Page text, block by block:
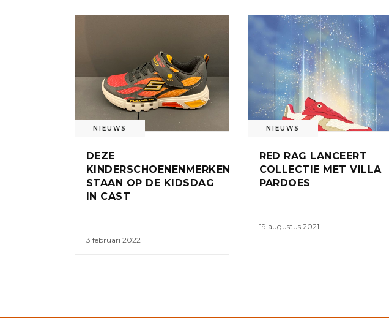
NIEUWS
DEZE
KINDERSCHOENENMERKEN
STAAN OP DE KIDSDAG
IN CAST
3 februari 2022
NIEUWS
RED RAG LANCEERT
COLLECTIE MET VILLA
PARDOES
19 augustus 2021